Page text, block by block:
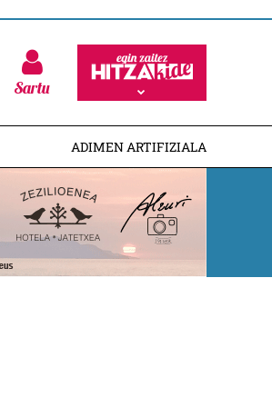
Sartu
ADIMEN ARTIFIZIALA